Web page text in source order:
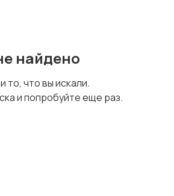
найдено
то, что вы искали.
и попробуйте еще раз.